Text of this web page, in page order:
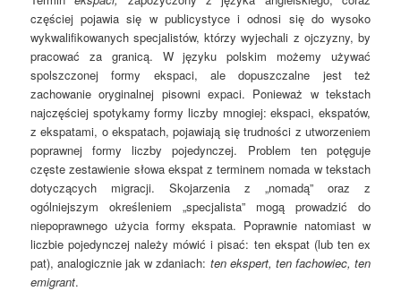
częściej pojawia się w publicystyce i odnosi się do wysoko
wykwalifikowanych specjalistów, którzy wyjechali z ojczyzny, by
pracować za granicą. W języku polskim możemy używać
spolszczonej formy ekspaci, ale dopuszczalne jest też
zachowanie oryginalnej pisowni expaci. Ponieważ w tekstach
najczęściej spotykamy formy liczby mnogiej: ekspaci, ekspatów,
z ekspatami, o ekspatach, pojawiają się trudności z utworzeniem
poprawnej formy liczby pojedynczej. Problem ten potęguje
częste zestawienie słowa ekspat z terminem nomada w tekstach
dotyczących migracji. Skojarzenia z „nomadą” oraz z
ogólniejszym określeniem „specjalista” mogą prowadzić do
niepoprawnego użycia formy ekspata. Poprawnie natomiast w
liczbie pojedynczej należy mówić i pisać: ten ekspat (lub ten ex
pat), analogicznie jak w zdaniach: ten ekspert, ten fachowiec, ten
emigrant.